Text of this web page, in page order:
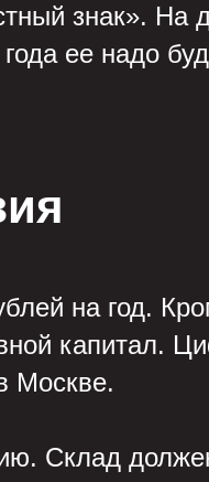
знак». На
ее надо
на год.
капитал.
Москве.
Склад